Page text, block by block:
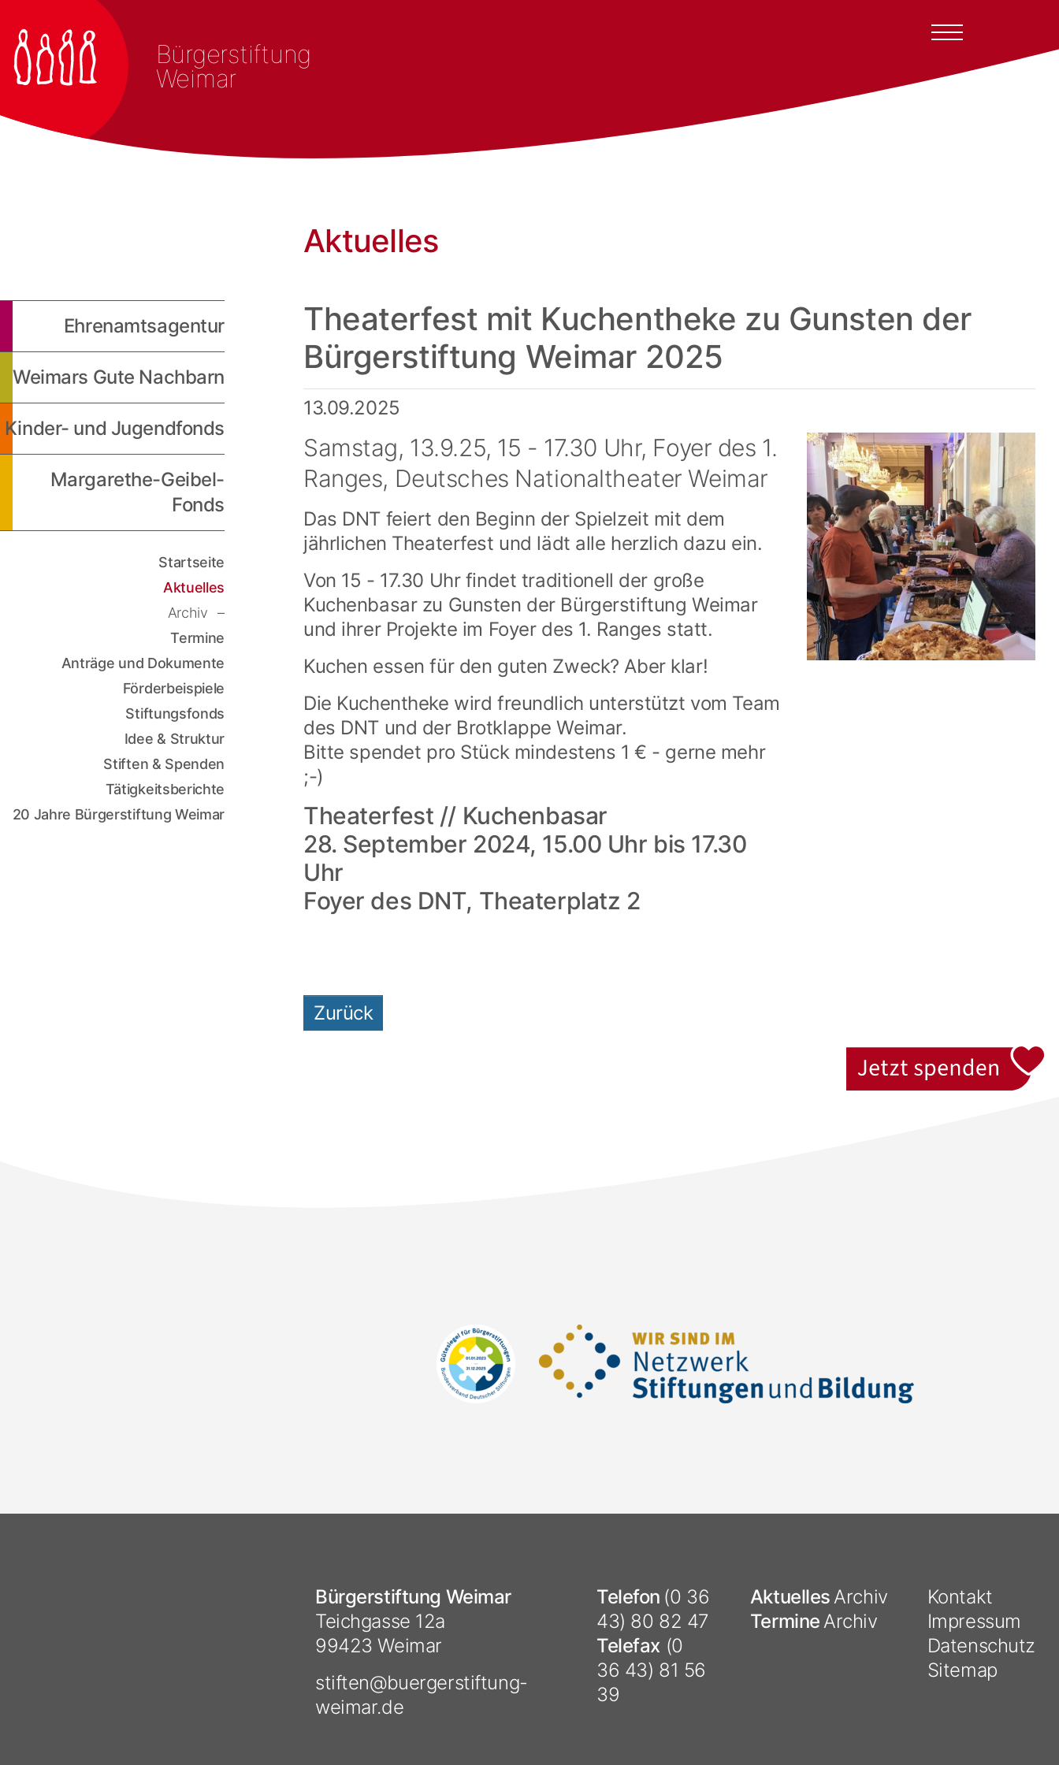
Bürgerstiftung
Weimar
Aktuelles
Ehrenamtsagentur
Weimars Gute Nachbarn
Kinder- und Jugendfonds
Margarethe-Geibel-
Fonds
Startseite
Aktuelles
Archiv
Termine
Anträge und Dokumente
Förderbeispiele
Stiftungsfonds
Idee & Struktur
Stiften & Spenden
Tätigkeitsberichte
20 Jahre Bürgerstiftung Weimar
Theaterfest mit Kuchentheke zu Gunsten der
Bürgerstiftung Weimar 2025
13.09.2025
Samstag, 13.9.25, 15 - 17.30 Uhr, Foyer des 1.
Ranges, Deutsches Nationaltheater Weimar
Das DNT feiert den Beginn der Spielzeit mit dem
jährlichen Theaterfest und lädt alle herzlich dazu ein.
Von 15 - 17.30 Uhr findet traditionell der große
Kuchenbasar zu Gunsten der Bürgerstiftung Weimar
und ihrer Projekte im Foyer des 1. Ranges statt.
Kuchen essen für den guten Zweck? Aber klar!
Die Kuchentheke wird freundlich unterstützt vom Team
des DNT und der Brotklappe Weimar.
Bitte spendet pro Stück mindestens 1 € - gerne mehr
;-)
Theaterfest // Kuchenbasar
28. September 2024, 15.00 Uhr bis 17.30
Uhr
Foyer des DNT, Theaterplatz 2
Zurück
Jetzt spenden
Bürgerstiftung Weimar
Teichgasse 12a
99423 Weimar
stiften@buergerstiftung-
weimar.de
Telefon (0 36
43) 80 82 47
Telefax (0
36 43) 81 56
39
AktuellesArchiv
TermineArchiv
Kontakt
Impressum
Datenschutz
Sitemap